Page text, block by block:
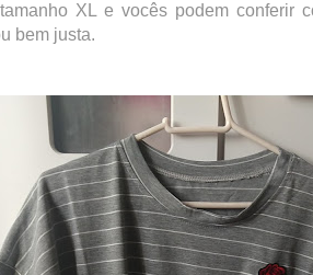
XL e vocês podem conferir
bem justa.